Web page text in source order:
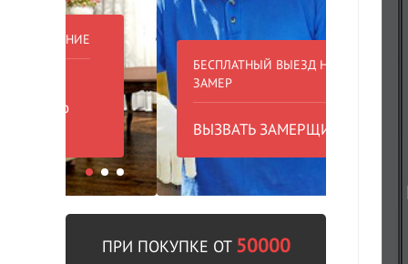
БЕСПЛАТНЫЙ ВЫЕЗД НА
ЗАМЕР
ВЫЗВАТЬ ЗАМЕРЩИКА
ПРИ ПОКУПКЕ ОТ 50000